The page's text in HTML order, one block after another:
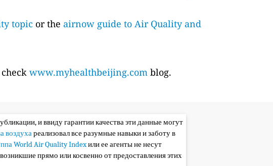
topic or the airnow guide to Air Quality and
www.myhealthbeijing.com blog.
и ввиду гарантии качества эти данные могут
воздухареализовал все разумные навыки и заботу в
World Air Quality Indexили ее агенты не несут
прямо или косвенно от предоставления этих